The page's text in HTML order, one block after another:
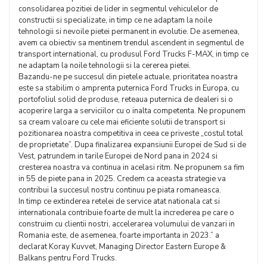
consolidarea pozitiei de lider in segmentul vehiculelor de
constructii si specializate, in timp ce ne adaptam la noile
tehnologii si nevoile pietei permanent in evolutie. De asemenea,
avem ca obiectiv sa mentinem trendul ascendent in segmentul de
transport international, cu produsul Ford Trucks F-MAX, in timp ce
ne adaptam la noile tehnologii si la cererea pietei.
Bazandu-ne pe succesul din pietele actuale, prioritatea noastra
este sa stabilim o amprenta puternica Ford Trucks in Europa, cu
portofoliul solid de produse, reteaua puternica de dealeri si o
acoperire larga a serviciilor cu o inalta competenta. Ne propunem
sa cream valoare cu cele mai eficiente solutii de transport si
pozitionarea noastra competitiva in ceea ce priveste „costul total
de proprietate”. Dupa finalizarea expansiunii Europei de Sud si de
Vest, patrundem in tarile Europei de Nord pana in 2024 si
cresterea noastra va continua in acelasi ritm. Ne propunem sa fim
in 55 de piete pana in 2025. Credem ca aceasta strategie va
contribui la succesul nostru continuu pe piata romaneasca.
In timp ce extinderea retelei de service atat nationala cat si
internationala contribuie foarte de mult la increderea pe care o
construim cu clientii nostri, accelerarea volumului de vanzari in
Romania este, de asemenea, foarte importanta in 2023.” a
declarat Koray Kuvvet, Managing Director Eastern Europe &
Balkans pentru Ford Trucks.